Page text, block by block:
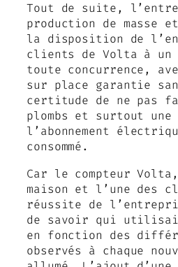
Tout de suite,
production de masse
la disposition de
clients de Volta à
toute concurrence,
sur place garantie
certitude de ne pas
plombs et surtout
l’abonnement
consommé.
Car le compteur
maison et l’une des
réussite de
de savoir qui
en fonction des
observés à chaque